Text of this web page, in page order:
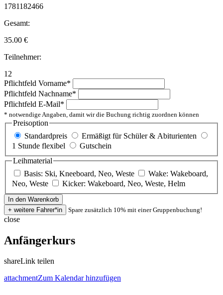
1781182466
Gesamt:
35.00 €
Teilnehmer:
12
Pflichtfeld Vorname*
Pflichtfeld Nachname*
Pflichtfeld E-Mail*
* notwendige Angaben, damit wir die Buchung richtig zuordnen können
Preisoption
Standardpreis
Ermäßigt für Schüler & Abiturienten
1 Stunde flexibel
Gutschein
Leihmaterial
Basis: Ski, Kneeboard, Neo, Weste
Wake: Wakeboard,
Neo, Weste
Kicker: Wakeboard, Neo, Weste, Helm
Spare zusätzlich 10% mit einer Gruppenbuchung!
close
Anfängerkurs
shareLink teilen
attachmentZum Kalendar hinzufügen